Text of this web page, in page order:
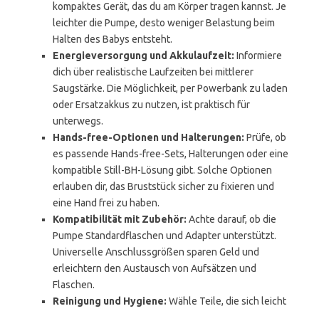
kompaktes Gerät, das du am Körper tragen kannst. Je
leichter die Pumpe, desto weniger Belastung beim
Halten des Babys entsteht.
Energieversorgung und Akkulaufzeit: Informiere
dich über realistische Laufzeiten bei mittlerer
Saugstärke. Die Möglichkeit, per Powerbank zu laden
oder Ersatzakkus zu nutzen, ist praktisch für
unterwegs.
Hands-free-Optionen und Halterungen: Prüfe, ob
es passende Hands-free-Sets, Halterungen oder eine
kompatible Still-BH-Lösung gibt. Solche Optionen
erlauben dir, das Bruststück sicher zu fixieren und
eine Hand frei zu haben.
Kompatibilität mit Zubehör: Achte darauf, ob die
Pumpe Standardflaschen und Adapter unterstützt.
Universelle Anschlussgrößen sparen Geld und
erleichtern den Austausch von Aufsätzen und
Flaschen.
Reinigung und Hygiene: Wähle Teile, die sich leicht